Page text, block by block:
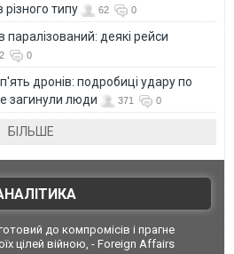
типу
62 0
паралізований: деякі рейси
0
дронів: подробиці удару по
загинули люди
371 0
БІЛЬШЕ
до компромісів і прагне
цілей війною, - Foreign Affairs